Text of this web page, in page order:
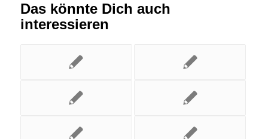
Das könnte Dich auch
interessieren